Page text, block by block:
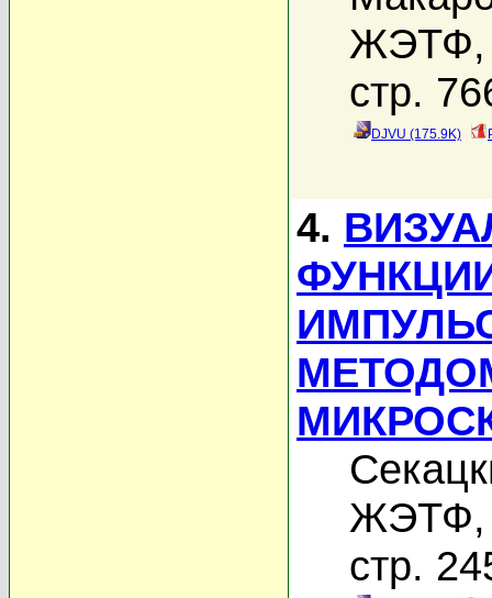
ЖЭТФ,
стр.
DJVU (175.9K)
4.
ЖЭТФ,
стр.